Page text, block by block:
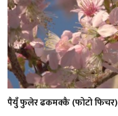
पैयुँ फुलेर ढकमक्कै (फोटो फिचर)